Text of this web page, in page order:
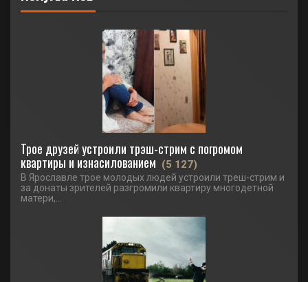
Трое друзей устроили трэш-стрим с погромом
квартиры и изнасилованием (5 127)
В Ярославле трое молодых людей устроили треш-стрим и
за донаты зрителей разгромили квартиру многодетной
матери,...